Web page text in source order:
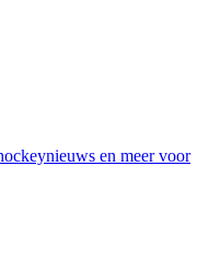
en meer voor